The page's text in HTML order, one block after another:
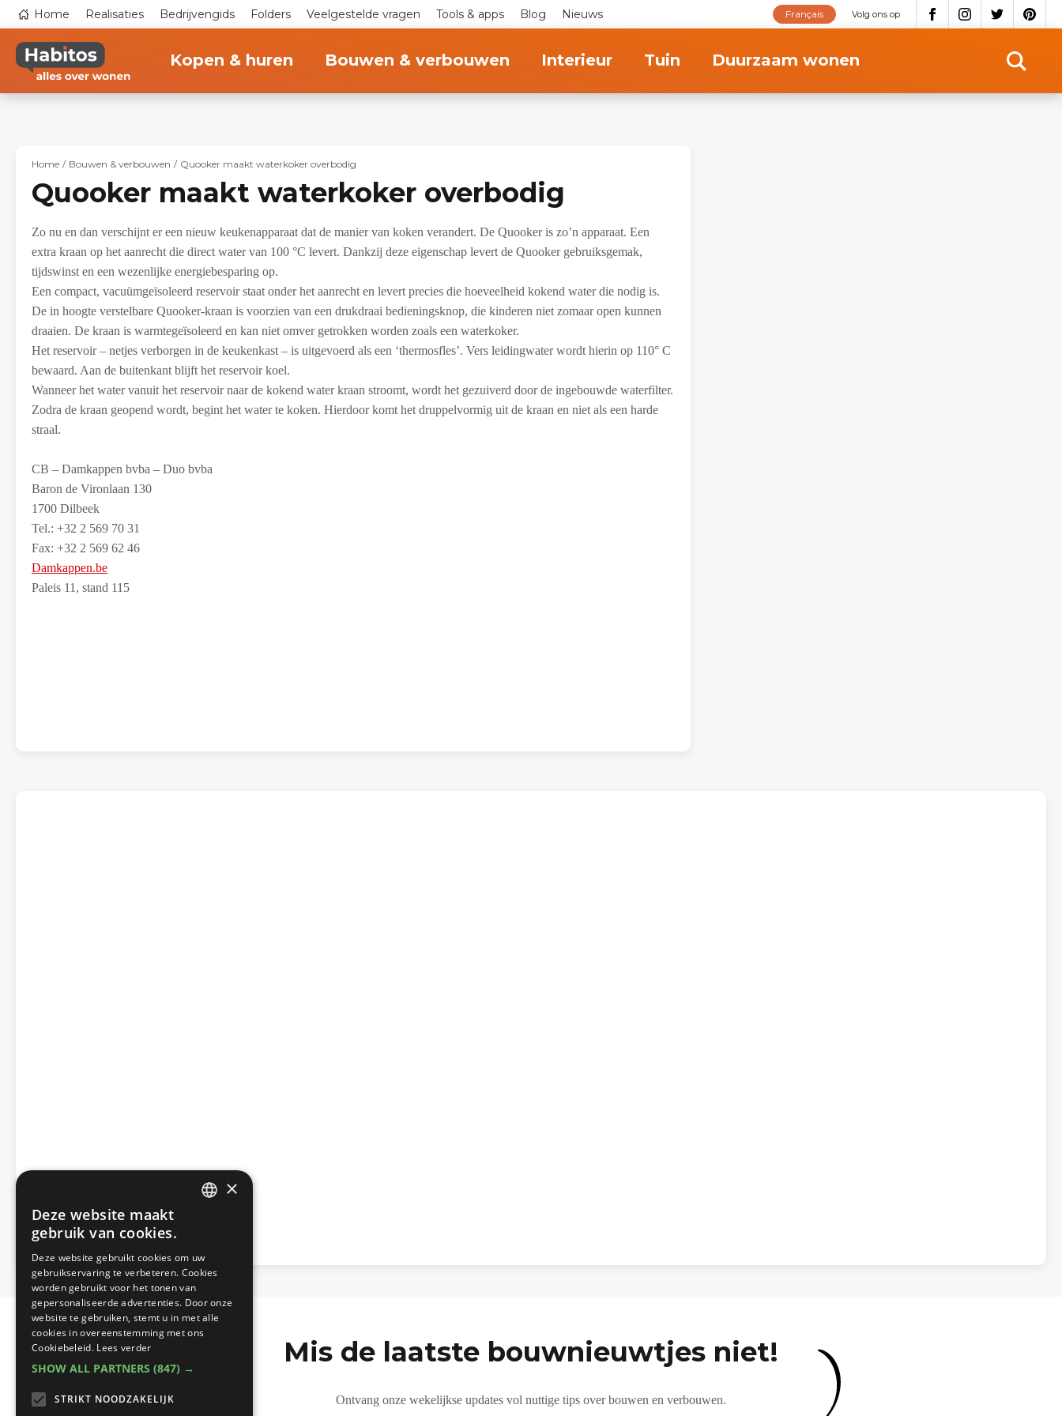
naar
inhoud
gaan
Top
navigation
Home Realisaties Bedrijvengids Folders Veelgestelde vragen Tools & apps Blog Nieuws Volg ons op
Français
Kopen & huren Bouwen & verbouwen Interieur Tuin Duurzaam wonen
Home Bouwen & verbouwen Quooker maakt waterkoker overbodig
Quooker maakt waterkoker overbodig
Zo nu en dan verschijnt er een nieuw keukenapparaat dat de manier van koken verandert. De Quooker is zo’n apparaat. Een
extra kraan op het aanrecht die direct water van 100 °C levert. Dankzij deze eigenschap levert de Quooker gebruiksgemak,
tijdswinst en een wezenlijke energiebesparing op.
Een compact, vacuümgeïsoleerd reservoir staat onder het aanrecht en levert precies die hoeveelheid kokend water die nodig is.
De in hoogte verstelbare Quooker-kraan is voorzien van een drukdraai bedieningsknop, die kinderen niet zomaar open kunnen
draaien. De kraan is warmtegeïsoleerd en kan niet omver getrokken worden zoals een waterkoker.
Het reservoir – netjes verborgen in de keukenkast – is uitgevoerd als een ‘thermosfles’. Vers leidingwater wordt hierin op 110° C
bewaard. Aan de buitenkant blijft het reservoir koel.
Wanneer het water vanuit het reservoir naar de kokend water kraan stroomt, wordt het gezuiverd door de ingebouwde waterfilter.
Zodra de kraan geopend wordt, begint het water te koken. Hierdoor komt het druppelvormig uit de kraan en niet als een harde
straal.
CB – Damkappen bvba – Duo bvba
Baron de Vironlaan 130
1700 Dilbeek
Tel.: +32 2 569 70 31
Fax: +32 2 569 62 46
Damkappen.be
Paleis 11, stand 115
Mis de laatste bouwnieuwtjes niet!
Ontvang onze wekelijkse updates vol nuttige tips over bouwen en verbouwen.
×
Deze website maakt
gebruik van cookies.
Deze website gebruikt cookies om uw
gebruikservaring te verbeteren. Cookies
worden gebruikt voor het tonen van
gepersonaliseerde advertenties. Door onze
website te gebruiken, stemt u in met alle
cookies in overeenstemming met ons
Cookiebeleid. Lees verder
SHOW ALL PARTNERS (847) →
STRIKT NOODZAKELIJK